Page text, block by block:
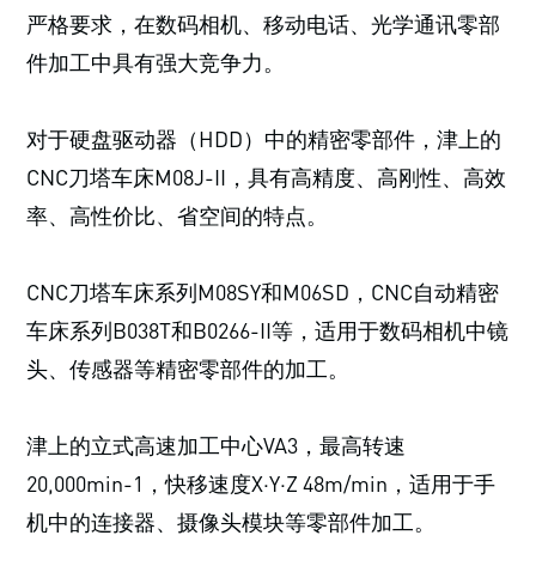
严格要求，在数码相机、移动电话、光学通讯零部
件加工中具有强大竞争力。
对于硬盘驱动器（HDD）中的精密零部件，津上的
CNC刀塔车床M08J-II，具有高精度、高刚性、高效
率、高性价比、省空间的特点。
CNC刀塔车床系列M08SY和M06SD，CNC自动精密
车床系列B038T和B0266-II等，适用于数码相机中镜
头、传感器等精密零部件的加工。
津上的立式高速加工中心VA3，最高转速
20,000min-1，快移速度X·Y·Z 48m/min，适用于手
机中的连接器、摄像头模块等零部件加工。